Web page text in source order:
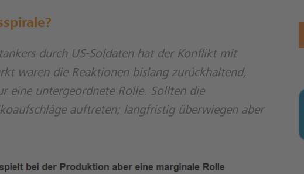
durch US-Soldaten hat der Konflikt mit
waren die Reaktionen bislang zurückhaltend,
eine untergeordnete Rolle. Sollten die
auftreten; langfristig überwiegen aber